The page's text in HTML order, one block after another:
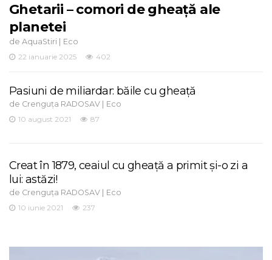
Ghetarii – comori de gheață ale
planetei
de AquaStiri | Eco
22 ianuarie 2025
402
Pasiuni de miliardar: băile cu gheață
de Crenguța RADOSAV | Eco
10 august 2021
87
Creat în 1879, ceaiul cu gheață a primit și-o zi a
lui: astăzi!
de Crenguța RADOSAV | Eco
10 iunie 2021
237